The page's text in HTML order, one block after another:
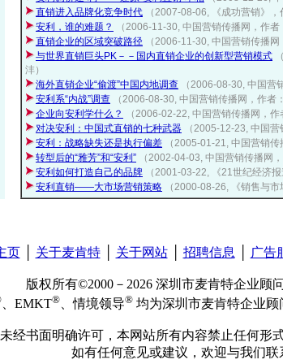
直销进入品牌化竞争时代
（2007-08-06, 《成功营销》，
安利，谁的难题？
（2006-11-30, 中国营销传播网，作者
直销企业的区域突破路径
（2006-11-30, 中国营销传播网
与世界直销巨头PK－－国内直销企业的创新型营销模式
沣）
海外直销企业“偷渡”中国内地调查
（2006-08-30, 中国营
安利系“内战”调查
（2006-08-30, 中国营销传播网，作者
企业向安利学什么？
（2006-02-22, 中国营销传播网，作
对决安利：中国式直销的七种武器
（2005-12-23, 中国
安利：战略缺失还是执行偏差
（2005-01-21, 中国营销传
转型后的“雅芳”和“安利”
（2002-04-03, 中国营销传播网
安利如何打造自己的品牌
（2001-03-22, 《21世纪经济
安利直销——大市场营销策略
（2000-08-26, 《销售与
页│ 关于麦肯特│ 关于网站│ 招聘信息 广告
版权所有©2000－2026 深圳市麦肯特企业顾
、EMKT® 、情境领导® 均为深圳市麦肯特企业
未经书面明确许可，本网站所有内容禁止任何形
如有任何意见或建议，欢迎与我们联